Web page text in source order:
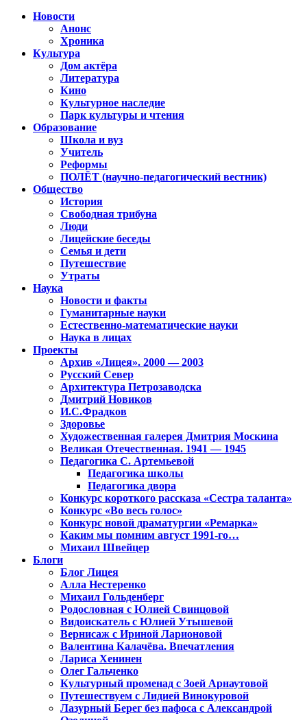
Новости
Анонс
Хроника
Культура
Дом актёра
Литература
Кино
Культурное наследие
Парк культуры и чтения
Образование
Школа и вуз
Учитель
Реформы
ПОЛЁТ (научно-педагогический вестник)
Общество
История
Свободная трибуна
Люди
Лицейские беседы
Семья и дети
Путешествие
Утраты
Наука
Новости и факты
Гуманитарные науки
Естественно-математические науки
Наука в лицах
Проекты
Архив «Лицея». 2000 — 2003
Русский Север
Архитектура Петрозаводска
Дмитрий Новиков
И.С.Фрадков
Здоровье
Художественная галерея Дмитрия Москина
Великая Отечественная. 1941 — 1945
Педагогика С. Артемьевой
Педагогика школы
Педагогика двора
Конкурс короткого рассказа «Сестра таланта»
Конкурс «Во весь голос»
Конкурс новой драматургии «Ремарка»
Каким мы помним август 1991-го…
Михаил Швейцер
Блоги
Блог Лицея
Алла Нестеренко
Михаил Гольденберг
Родословная с Юлией Свинцовой
Видоискатель с Юлией Утышевой
Вернисаж с Ириной Ларионовой
Валентина Калачёва. Впечатления
Лариса Хенинен
Олег Гальченко
Культурный променад с Зоей Арнаутовой
Путешествуем с Лидией Винокуровой
Лазурный Берег без пафоса с Александрой